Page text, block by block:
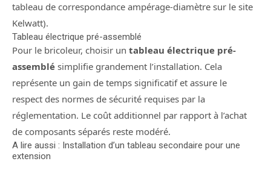
tableau de correspondance ampérage-diamètre sur le site
Kelwatt).
Tableau électrique pré-assemblé
Pour le bricoleur, choisir un tableau électrique pré-
assemblé simplifie grandement l’installation. Cela
représente un gain de temps significatif et assure le
respect des normes de sécurité requises par la
réglementation. Le coût additionnel par rapport à l’achat
de composants séparés reste modéré.
A lire aussi : Installation d’un tableau secondaire pour une
extension